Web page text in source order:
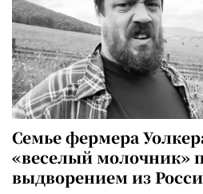
Семье фермера
«веселый молочник»
выдворением из